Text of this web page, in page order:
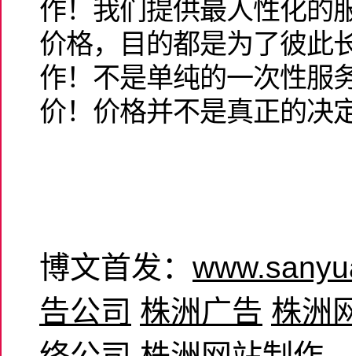
作！我们提供最人性化的
价格，目的都是为了彼此
作！不是单纯的一次性服
价！价格并不是真正的决
博文首发：
告公司 株洲广告 株洲